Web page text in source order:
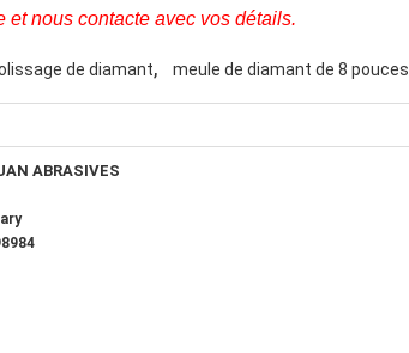
et nous contacte avec vos détails.
de diamant, meule de diamant de 8 pouces
ABRASIVES